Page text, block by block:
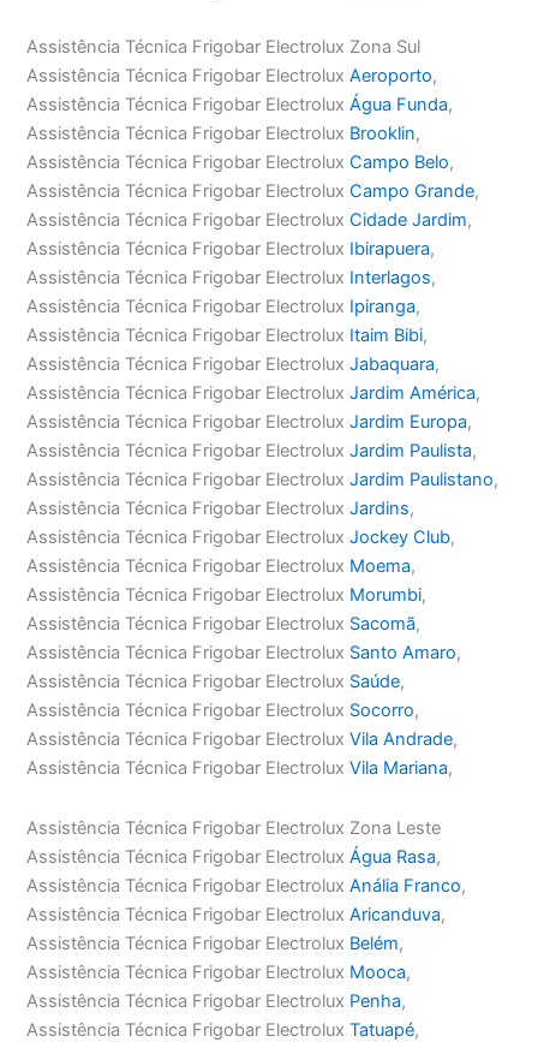
Assistência Técnica Frigobar Electrolux Zona Sul
Assistência Técnica Frigobar ElectroluxAeroporto,
Assistência Técnica Frigobar ElectroluxÁgua Funda,
Assistência Técnica Frigobar Electrolux Brooklin,
Assistência Técnica Frigobar ElectroluxCampo Belo,
Assistência Técnica Frigobar ElectroluxCampo Grande,
Assistência Técnica Frigobar ElectroluxCidade Jardim,
Assistência Técnica Frigobar Electrolux Ibirapuera,
Assistência Técnica Frigobar Electrolux Interlagos,
Assistência Técnica Frigobar Electrolux Ipiranga,
Assistência Técnica Frigobar Electrolux Itaim Bibi,
Assistência Técnica Frigobar ElectroluxJabaquara,
Assistência Técnica Frigobar ElectroluxJardim América,
Assistência Técnica Frigobar ElectroluxJardim Europa,
Assistência Técnica Frigobar ElectroluxJardim Paulista,
Assistência Técnica Frigobar ElectroluxJardim Paulistano,
Assistência Técnica Frigobar ElectroluxJardins,
Assistência Técnica Frigobar ElectroluxJockey Club,
Assistência Técnica Frigobar Electrolux Moema,
Assistência Técnica Frigobar Electrolux Morumbi,
Assistência Técnica Frigobar Electrolux Sacomã,
Assistência Técnica Frigobar Electrolux Santo Amaro,
Assistência Técnica Frigobar Electrolux Saúde,
Assistência Técnica Frigobar Electrolux Socorro,
Assistência Técnica Frigobar ElectroluxVila Andrade,
Assistência Técnica Frigobar ElectroluxVila Mariana,
Assistência Técnica Frigobar Electrolux Zona Leste
Assistência Técnica Frigobar ElectroluxÁgua Rasa,
Assistência Técnica Frigobar ElectroluxAnália Franco,
Assistência Técnica Frigobar ElectroluxAricanduva,
Assistência Técnica Frigobar Electrolux Belém,
Assistência Técnica Frigobar Electrolux Mooca,
Assistência Técnica Frigobar Electrolux Penha,
Assistência Técnica Frigobar ElectroluxTatuapé,